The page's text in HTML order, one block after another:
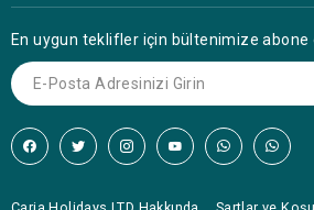
En uygun teklifler için bültenimize abone